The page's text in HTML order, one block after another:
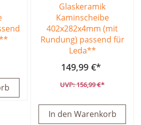
Glaskeramik
Kaminscheibe
402x282x4mm (mit
Rundung) passend für
Leda**
149,99 €
156,99 €
In den Warenkorb